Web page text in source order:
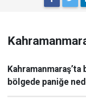
bölgede paniğe